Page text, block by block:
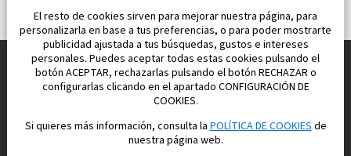
Construimos y vendemos propiedades
para su vida feliz en España
El resto de cookies sirven para mejorar nuestra página, para
personalizarla en base a tus preferencias, o para poder mostrarte
publicidad ajustada a tus búsquedas, gustos e intereses
personales. Puedes aceptar todas estas cookies pulsando el
botón ACEPTAR, rechazarlas pulsando el botón RECHAZAR o
configurarlas clicando en el apartado CONFIGURACIÓN DE
COOKIES.
Si quieres más información, consulta laPOLÍTICA DE COOKIESde
nuestra página web.